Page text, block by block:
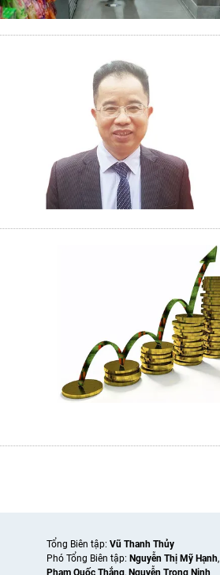
Tổng Biên tập: Vũ Thanh Thủy
Phó Tổng Biên tập: Nguyễn Thị Mỹ Hạnh,
Phạm Quốc Thắng, Nguyễn Trọng Ninh